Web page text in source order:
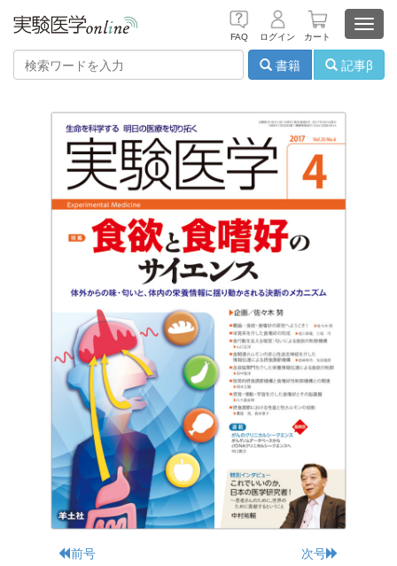
FAQ ログイン カート
書籍
記事β
前号 次号